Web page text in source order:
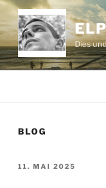
Zum
Inhalt
springen
Dies
BLOG
VERÖFFENTLICHT
11. MAI 2025